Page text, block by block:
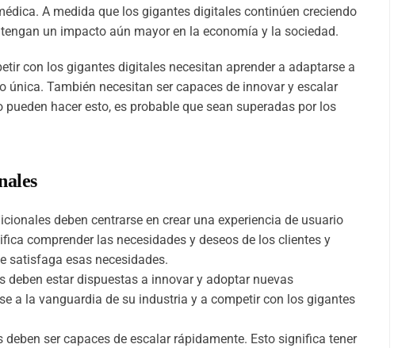
A medida que los gigantes digitales continúen creciendo
un impacto aún mayor en la economía y la sociedad.
con los gigantes digitales necesitan aprender a adaptarse a
única. También necesitan ser capaces de innovar y escalar
hacer esto, es probable que sean superadas por los
deben centrarse en crear una experiencia de usuario
comprender las necesidades y deseos de los clientes y
satisfaga esas necesidades.
deben estar dispuestas a innovar y adoptar nuevas
a la vanguardia de su industria y a competir con los gigantes
ser capaces de escalar rápidamente. Esto significa tener